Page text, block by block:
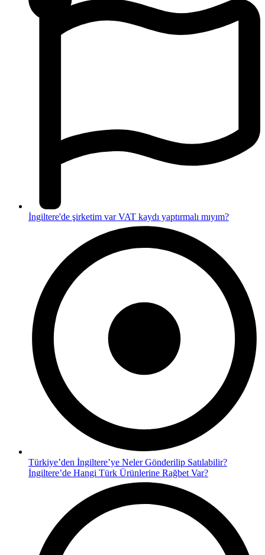
İngiltere'de şirketim var VAT kaydı yaptırmalı mıyım?
Türkiye’den İngiltere’ye Neler Gönderilip Satılabilir?
İngiltere’de Hangi Türk Ürünlerine Rağbet Var?